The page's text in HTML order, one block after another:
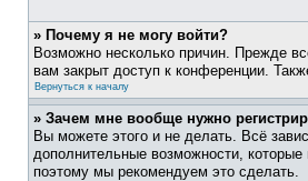
» Почему я не могу войти?
Возможно несколько причин. Прежде
вам закрыт доступ к конференции.
Вернуться к началу
» Зачем мне вообще нужно
Вы можете этого и не делать. Всё
дополнительные возможности,
поэтому мы рекомендуем это сделать.